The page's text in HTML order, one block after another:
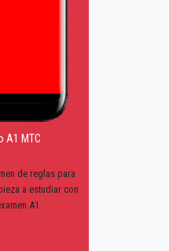
A1 MTC
de reglas para
a estudiar con
A1